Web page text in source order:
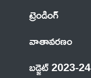
ట్రెండింగ్
వాతావరణం
బడ్జెట్ 2023-24